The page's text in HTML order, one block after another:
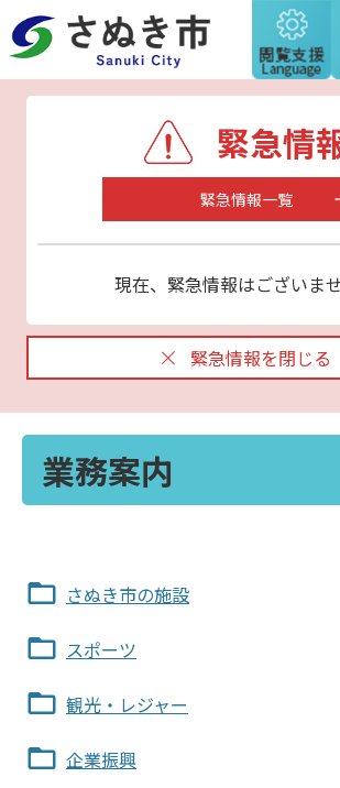
緊急情
緊急情報一覧
現在、緊急情報はございませ
緊急情報を閉じる
業務案内
さぬき市の施設
スポーツ
観光・レジャー
企業振興